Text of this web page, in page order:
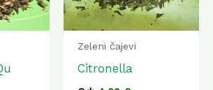
Opcije
se
Zeleni čajevi
Citronella
Opcije
se